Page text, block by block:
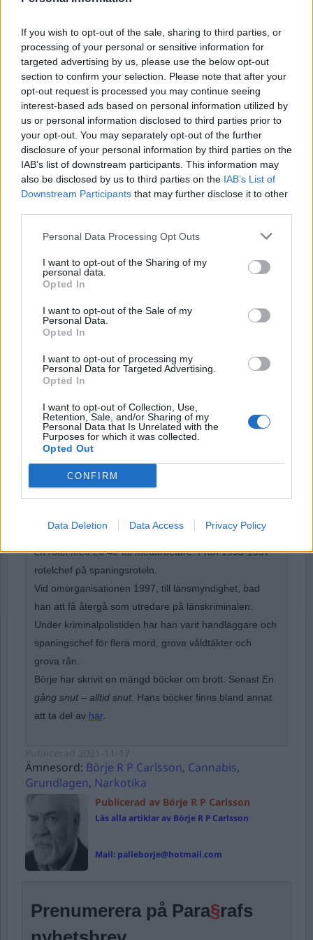
If you wish to opt-out of the sale, sharing to third parties, or
processing of your personal or sensitive information for
targeted advertising by us, please use the below opt-out
section to confirm your selection. Please note that after your
opt-out request is processed you may continue seeing
interest-based ads based on personal information utilized by
us or personal information disclosed to third parties prior to
your opt-out. You may separately opt-out of the further
disclosure of your personal information by third parties on the
IAB’s list of downstream participants. This information may
also be disclosed by us to third parties on the IAB’s List of
Downstream Participants that may further disclose it to other
Personal Data Processing Opt Outs
I want to opt-out of the Sharing of my
personal data.
Opted In
I want to opt-out of the Sale of my
Personal Data.
Opted In
I want to opt-out of processing my
Personal Data for Targeted Advertising.
Opted In
I want to opt-out of Collection, Use,
Retention, Sale, and/or Sharing of my
Personal Data that Is Unrelated with the
Purposes for which it was collected.
Opted Out
CONFIRM
Data Deletion Data Access Privacy Policy
människa som omvänder honom men jag dristar
mig ...
Börja prenumerera för att läsa detta innehåll.
Starta din prenumerationhär
Eller logga in på ditt konto nedan:
Username or E-mail
Password
Remember Me
Forgot Password
Stöd Para§raf – magasinet som hatas av högertrollen
Börje R P Carlssonhar under nästan hela sin tid
grövsta brotten. Under ett par år var han rotelchef för
en rotel med ett 40-tal medarbetare. Från 1993-1997
rotelchef på spaningsroteln.
Vid omorganisationen 1997, till länsmyndighet, bad
han att få återgå som utredare på länskriminalen.
Under kriminalpolistiden har han varit handläggare och
spaningschef för flera mord, grova våldtäkter och
grova rån.
Börje har skrivit en mängd böcker om brott. Senast En
gång snut – alltid snut. Hans böcker finns bland annat
att ta del av här.
Ämnesord: Börje R P Carlsson, Cannabis,
Grundlagen, Narkotika
Publicerad av Börje R P Carlsson
Läs alla artiklar av Börje R P Carlsson
Mail: palleborje@hotmail.com
Prenumerera på Para§rafs